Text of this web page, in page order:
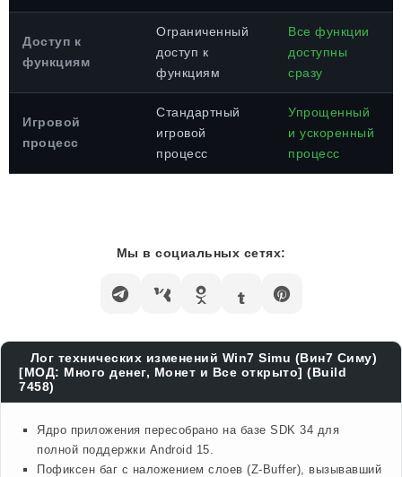
Доступ к
функциям
Ограниченный
доступ к
функциям
Все функции
доступны
сразу
Игровой
процесс
Стандартный
игровой
процесс
Упрощенный
и ускоренный
процесс
Мы в социальных сетях:
Лог технических изменений Win7 Simu (Вин7 Симу)
[МОД: Много денег, Монет и Все открыто] (Build
7458)
Ядро приложения пересобрано на базе SDK 34 для
полной поддержки Android 15.
Пофиксен баг с наложением слоев (Z-Buffer), вызывавший